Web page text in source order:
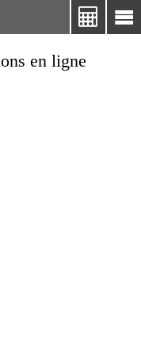


en ligne